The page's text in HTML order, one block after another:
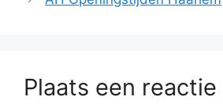
Plaats een reactie